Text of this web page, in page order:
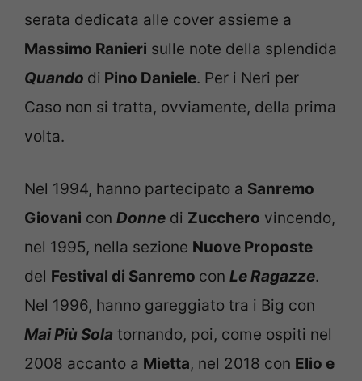
serata dedicata alle cover assieme a
Massimo Ranieri sulle note della splendida
Quando di Pino Daniele. Per i Neri per
Caso non si tratta, ovviamente, della prima
volta.
Nel 1994, hanno partecipato a Sanremo
Giovani con Donne di Zucchero vincendo,
nel 1995, nella sezione Nuove Proposte
del Festival di Sanremo con Le Ragazze.
Nel 1996, hanno gareggiato tra i Big con
Mai Più Sola tornando, poi, come ospiti nel
2008 accanto a Mietta, nel 2018 con Elio e